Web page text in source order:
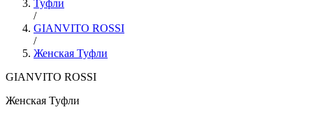
Туфли
/
GIANVITO ROSSI
/
Женская Туфли
GIANVITO ROSSI
Женская Туфли